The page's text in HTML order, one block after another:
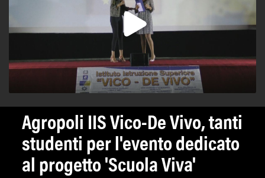
Agropoli IIS Vico-De Vivo, tanti
studenti per l'evento dedicato
al progetto 'Scuola Viva'